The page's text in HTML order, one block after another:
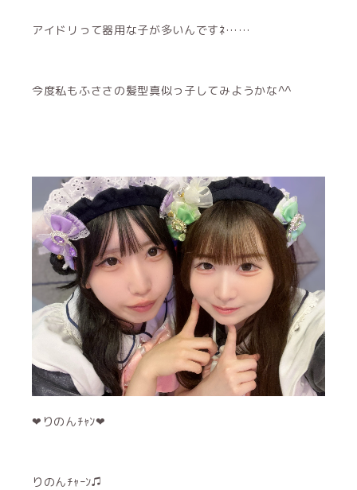
アイドリって器用な子が多いんですﾈ……
今度私もふささの髪型真似っ子してみようかな^^
‪‪❤︎‬りのんﾁｬﾝ‪‪❤︎‬
りのんﾁｬｰﾝ♫